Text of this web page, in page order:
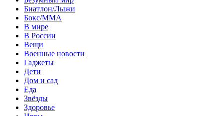
Биатлон/Лыжи
Бокс/MMA
В мире
В России
Вещи
Военные новости
Гаджеты
Дети
Дом и сад
Еда
Звёзды
Здоровье